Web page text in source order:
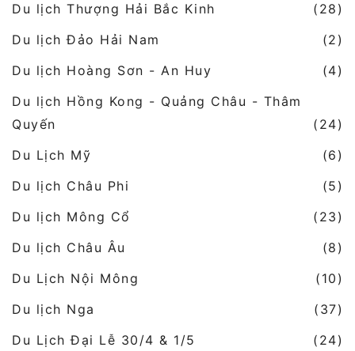
Du lịch Thượng Hải Bắc Kinh
(28)
Du lịch Đảo Hải Nam
(2)
Du lịch Hoàng Sơn - An Huy
(4)
Du lịch Hồng Kong - Quảng Châu - Thâm
Quyến
(24)
Du Lịch Mỹ
(6)
Du lịch Châu Phi
(5)
Du lịch Mông Cổ
(23)
Du lịch Châu Âu
(8)
Du Lịch Nội Mông
(10)
Du lịch Nga
(37)
Du Lịch Đại Lễ 30/4 & 1/5
(24)